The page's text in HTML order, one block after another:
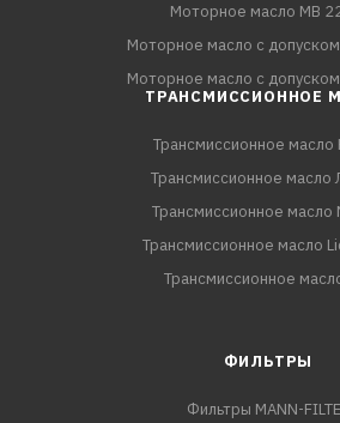
Моторное масло MB
Моторное масло с
Моторное масло с
ТРАНСМИССИОННОЕ
Трансмиссионное масло
Трансмиссионное масло
Трансмиссионное масло
Трансмиссионное масло
Трансмиссионное
ФИЛЬТРЫ
Фильтры MANN-